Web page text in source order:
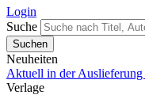
Login
Suche
Neuheiten
Aktuell in der Auslieferung
Verlage